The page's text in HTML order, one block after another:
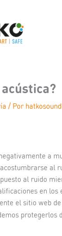
/ Por
a
al
al ruido
en
el sitio web